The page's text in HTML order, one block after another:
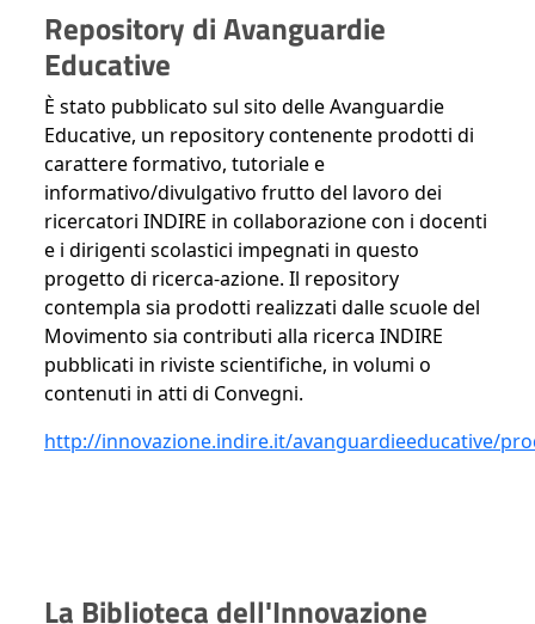
Repository di Avanguardie
Educative
È stato pubblicato sul sito delle Avanguardie
Educative, un repository contenente prodotti di
carattere formativo, tutoriale e
informativo/divulgativo frutto del lavoro dei
ricercatori INDIRE in collaborazione con i docenti
e i dirigenti scolastici impegnati in questo
progetto di ricerca-azione. Il repository
contempla sia prodotti realizzati dalle scuole del
Movimento sia contributi alla ricerca INDIRE
pubblicati in riviste scientifiche, in volumi o
contenuti in atti di Convegni.
http://innovazione.indire.it/avanguardieeducative/
La Biblioteca dell'Innovazione